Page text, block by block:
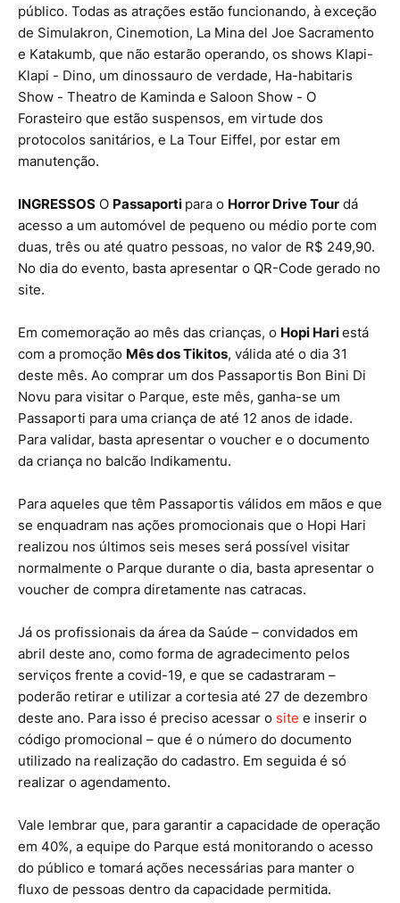
público. Todas as atrações estão funcionando, à exceção
de Simulakron, Cinemotion, La Mina del Joe Sacramento
e Katakumb, que não estarão operando, os shows Klapi-
Klapi - Dino, um dinossauro de verdade, Ha-habitaris
Show - Theatro de Kaminda e Saloon Show - O
Forasteiro que estão suspensos, em virtude dos
protocolos sanitários, e La Tour Eiffel, por estar em
manutenção.
INGRESSOS O Passaporti para o Horror Drive Tour dá
acesso a um automóvel de pequeno ou médio porte com
duas, três ou até quatro pessoas, no valor de R$ 249,90.
No dia do evento, basta apresentar o QR-Code gerado no
site.
Em comemoração ao mês das crianças, o Hopi Hariestá
com a promoção Mês dos Tikitos, válida até o dia 31
deste mês. Ao comprar um dos Passaportis Bon Bini Di
Novu para visitar o Parque, este mês, ganha-se um
Passaporti para uma criança de até 12 anos de idade.
Para validar, basta apresentar o voucher e o documento
da criança no balcão Indikamentu.
Para aqueles que têm Passaportis válidos em mãos e que
se enquadram nas ações promocionais que o Hopi Hari
realizou nos últimos seis meses será possível visitar
normalmente o Parque durante o dia, basta apresentar o
voucher de compra diretamente nas catracas.
Já os profissionais da área da Saúde – convidados em
abril deste ano, como forma de agradecimento pelos
serviços frente a covid-19, e que se cadastraram –
poderão retirar e utilizar a cortesia até 27 de dezembro
deste ano. Para isso é preciso acessar o site e inserir o
código promocional – que é o número do documento
utilizado na realização do cadastro. Em seguida é só
realizar o agendamento.
Vale lembrar que, para garantir a capacidade de operação
em 40%, a equipe do Parque está monitorando o acesso
do público e tomará ações necessárias para manter o
fluxo de pessoas dentro da capacidade permitida.